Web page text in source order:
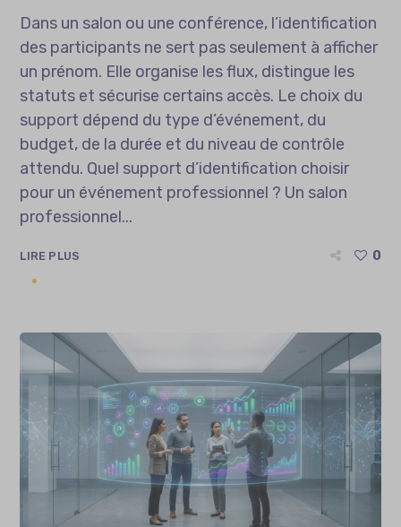
Dans un salon ou une conférence, l’identification
des participants ne sert pas seulement à afficher
un prénom. Elle organise les flux, distingue les
statuts et sécurise certains accès. Le choix du
support dépend du type d’événement, du
budget, de la durée et du niveau de contrôle
attendu. Quel support d’identification choisir
pour un événement professionnel ? Un salon
professionnel...
LIRE PLUS 0